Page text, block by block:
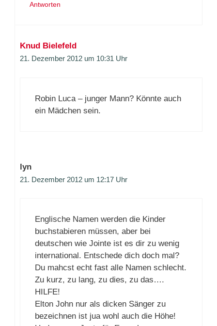
Antworten
Knud Bielefeld
21. Dezember 2012 um 10:31 Uhr
Robin Luca – junger Mann? Könnte auch
ein Mädchen sein.
lyn
21. Dezember 2012 um 12:17 Uhr
Englische Namen werden die Kinder
buchstabieren müssen, aber bei
deutschen wie Jointe ist es dir zu wenig
international. Entschede dich doch mal?
Du mahcst echt fast alle Namen schlecht.
Zu kurz, zu lang, zu dies, zu das….
HILFE!
Elton John nur als dicken Sänger zu
bezeichnen ist jua wohl auch die Höhe!